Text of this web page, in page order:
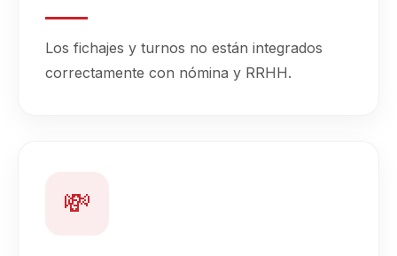
Los fichajes y turnos no están integrados
correctamente con nómina y RRHH.
💸